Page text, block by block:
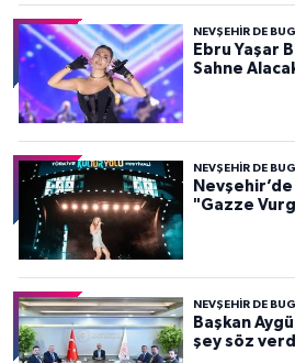
NEVŞEHIR DE
Ebru Yaşar
Sahne
NEVŞEHIR DE
"Gazze
NEVŞEHIR DE
Başkan
şey söz